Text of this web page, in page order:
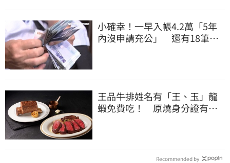
小確幸！一早入帳4.2萬「5年
內沒申請充公」 還有18筆錢
王品牛排姓名有「王、玉」龍
蝦免費吃！ 原燒身分證有
Recommended by